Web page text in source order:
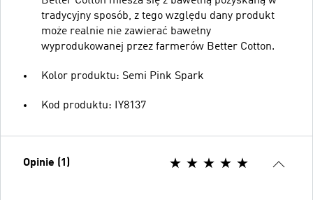
tradycyjny sposób, z tego względu dany produkt
może realnie nie zawierać bawełny
wyprodukowanej przez farmerów Better Cotton.
Kolor produktu: Semi Pink Spark
Kod produktu: IY8137
Opinie (1)